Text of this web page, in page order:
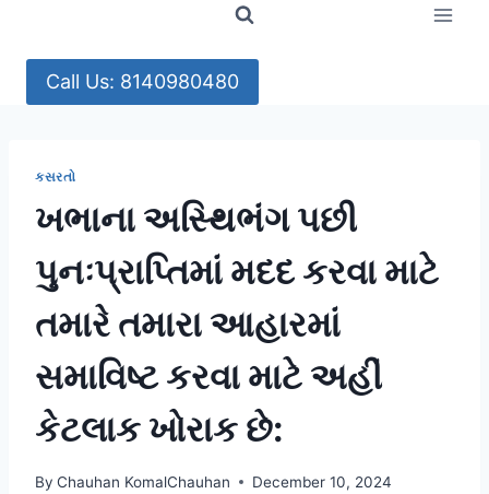
Call Us: 8140980480
કસરતો
ખભાના અસ્થિભંગ પછી
પુનઃપ્રાપ્તિમાં મદદ કરવા માટે
તમારે તમારા આહારમાં
સમાવિષ્ટ કરવા માટે અહીં
કેટલાક ખોરાક છે:
By Chauhan KomalChauhan December 10, 2024